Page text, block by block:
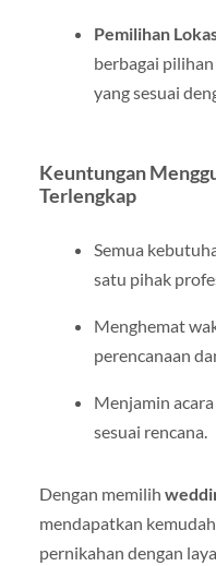
Pemilihan
berbagai
yang sesuai
Keuntungan
Terlengkap
Semua
satu pihak
Menghemat
perencanaan
Menjamin
sesuai rencana.
Dengan memilih
mendapatkan
pernikahan dengan